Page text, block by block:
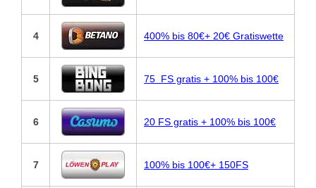
4 400% bis 80€+ 20€ Gratiswette
5 75 FS gratis + 100% bis 100€
6 20 FS gratis + 100% bis 100€
7 100% bis 100€+ 150FS